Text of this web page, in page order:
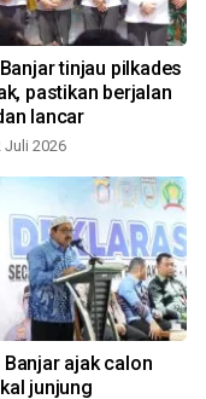
tinjau pilkades
pastikan berjalan
lancar
Juli 2026
Banjar ajak calon
junjung